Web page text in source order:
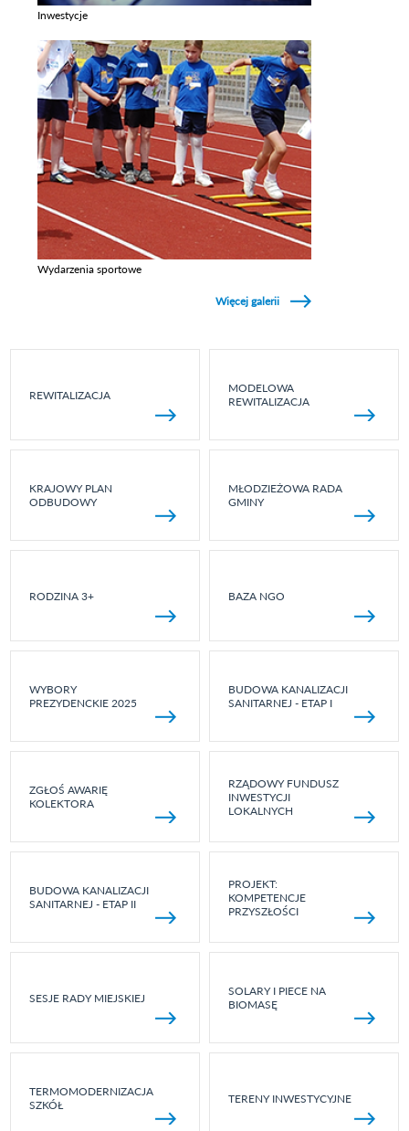
Inwestycje
Wydarzenia sportowe
Więcej galerii
REWITALIZACJA
MODELOWA
REWITALIZACJA
KRAJOWY PLAN
ODBUDOWY
MŁODZIEŻOWA RADA
GMINY
RODZINA 3+ BAZA NGO
WYBORY
PREZYDENCKIE 2025
BUDOWA KANALIZACJI
SANITARNEJ - ETAP I
ZGŁOŚ AWARIĘ
KOLEKTORA
RZĄDOWY FUNDUSZ
INWESTYCJI
LOKALNYCH
BUDOWA KANALIZACJI
SANITARNEJ - ETAP II
PROJEKT:
KOMPETENCJE
PRZYSZŁOŚCI
SESJE RADY MIEJSKIEJ
SOLARY I PIECE NA
BIOMASĘ
TERMOMODERNIZACJA
SZKÓŁ
TERENY INWESTYCYJNE